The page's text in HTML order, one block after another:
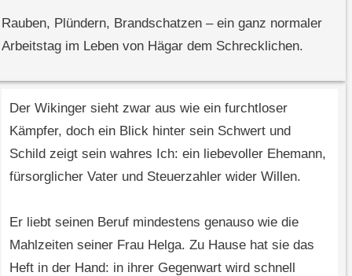
Rauben, Plündern, Brandschatzen – ein ganz normaler
Arbeitstag im Leben von Hägar dem Schrecklichen.
Der Wikinger sieht zwar aus wie ein furchtloser
Kämpfer, doch ein Blick hinter sein Schwert und
Schild zeigt sein wahres Ich: ein liebevoller Ehemann,
fürsorglicher Vater und Steuerzahler wider Willen.
Er liebt seinen Beruf mindestens genauso wie die
Mahlzeiten seiner Frau Helga. Zu Hause hat sie das
Heft in der Hand: in ihrer Gegenwart wird schnell